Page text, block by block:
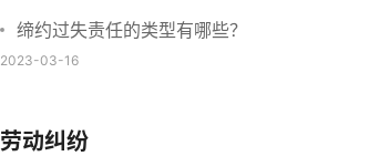
同？
缔约过失责任的类型有哪些？
2023-03-16
劳动纠纷